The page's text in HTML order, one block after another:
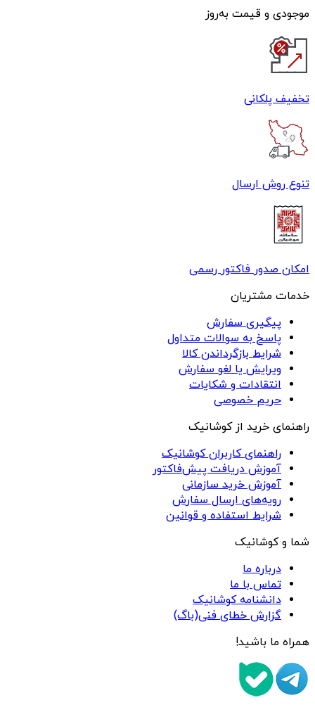
موجودی و قیمت به‌روز
تخفیف پلکانی
تنوع روش ارسال
امکان صدور فاکتور رسمی
خدمات مشتریان
پیگیری سفارش
پاسخ به سوالات متداول
شرایط بازگرداندن کالا
ویرایش یا لغو سفارش
انتقادات و شکایات
حریم خصوصی
راهنمای خرید از کوشانیک
راهنمای کاربران کوشانیک
آموزش دریافت پیش‌فاکتور
آموزش خرید سازمانی
رویه‌های ارسال سفارش
شرایط استفاده و قوانین
شما و کوشانیک
درباره ما
تماس با ما
دانشنامه کوشانیک
گزارش خطای فنی(باگ)
همراه ما باشید!